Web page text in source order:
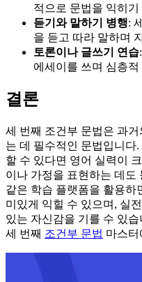
적으로 문법을 익히기
듣기와 말하기 병행:
을 듣고 따라 말하며
토론이나 글쓰기 연습
에세이를 쓰며 심층적
결론
세 번째 조건부 문법은 과
는 데 필수적인 문법입니다
할 수 있다면 영어 실력이
이나 가정을 표현하는 데도
같은 학습 플랫폼을 활용하
미있게 익힐 수 있으며, 실
있는 자신감을 기를 수 있
세 번째 조건부 문법 마스터